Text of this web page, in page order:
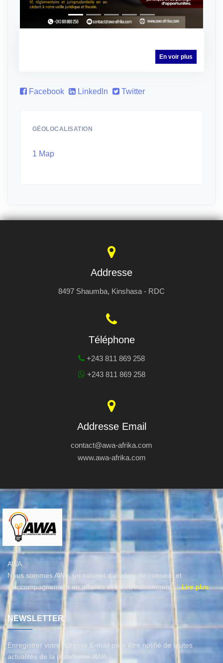
En voir plus
Facebook Linkedln Twitter
GÉOLOCALISATION
1 Map
Addresse
8497 Shaumba, Kinshasa - RDC
Téléphone
+243 811 869 258
+243 811 869 258
Addresse Email
contact@awa-afrika.com
www.awa-afrika.com
AWA
Nous sommes AWA, un cabinet d’études, de conseils et
d'accompagnement en affaires et en investissement....Lire plus
NEWSLETTER
Enregistrer votre Adresse E-mail pour être notifié de toutes
actualités de la plateforme AWA